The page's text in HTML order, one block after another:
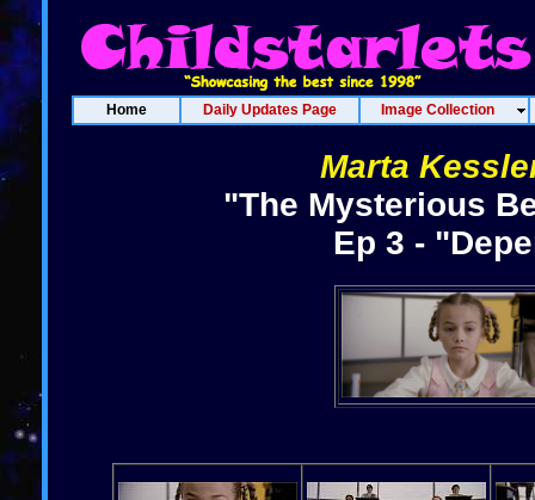
Home Daily Updates Page Image Collection
Marta
"The Mysterious
Ep 3 -